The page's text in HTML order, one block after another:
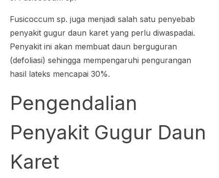
Fusicoccum sp. juga menjadi salah satu penyebab
penyakit gugur daun karet yang perlu diwaspadai.
Penyakit ini akan membuat daun berguguran
(defoliasi) sehingga mempengaruhi pengurangan
hasil lateks mencapai 30%.
Pengendalian
Penyakit Gugur Daun
Karet